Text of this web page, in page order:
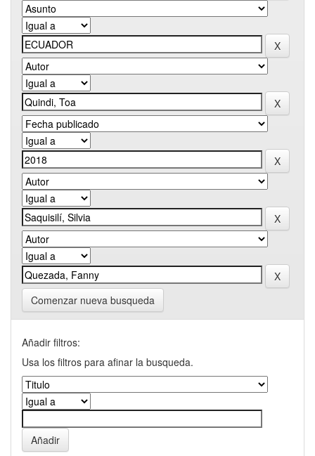
Comenzar nueva busqueda
Añadir filtros:
Usa los filtros para afinar la busqueda.